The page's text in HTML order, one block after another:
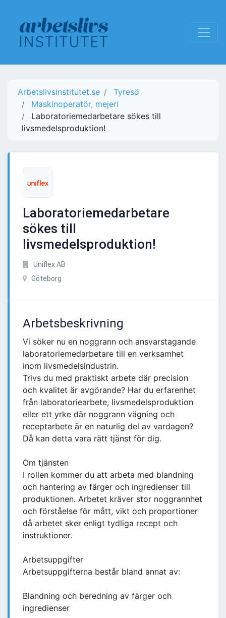
Arbetslivsinstitutet.se
Tyresö
Maskinoperatör, mejeri
Laboratoriemedarbetare sökes till
livsmedelsproduktion!
Laboratoriemedarbetare
sökes till
livsmedelsproduktion!
Uniflex AB
Göteborg
Arbetsbeskrivning
Vi söker nu en noggrann och ansvarstagande
laboratoriemedarbetare till en verksamhet
inom livsmedelsindustrin.
Trivs du med praktiskt arbete där precision
och kvalitet är avgörande? Har du erfarenhet
från laboratoriearbete, livsmedelsproduktion
eller ett yrke där noggrann vägning och
receptarbete är en naturlig del av vardagen?
Då kan detta vara rätt tjänst för dig.
Om tjänsten
I rollen kommer du att arbeta med blandning
och hantering av färger och ingredienser till
produktionen. Arbetet kräver stor noggrannhet
och förståelse för mått, vikt och proportioner
då arbetet sker enligt tydliga recept och
instruktioner.
Arbetsuppgifter
Arbetsuppgifterna består bland annat av:
Blandning och beredning av färger och
ingredienser